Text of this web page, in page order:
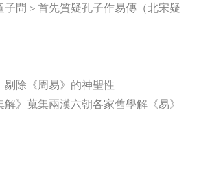
子問＞首先質疑孔子作易傳（北宋疑
剔除《周易》的神聖性
》蒐集兩漢六朝各家舊學解《易》